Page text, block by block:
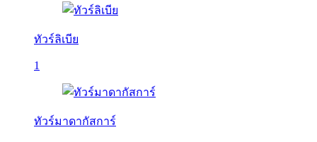
ทัวร์ลิเบีย
1
ทัวร์มาดากัสการ์